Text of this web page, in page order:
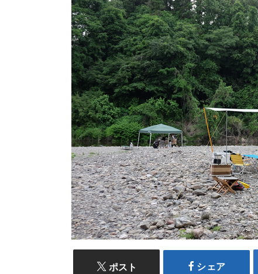
ポスト シェア